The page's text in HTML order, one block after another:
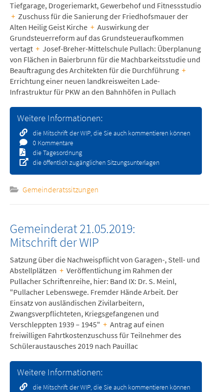
Tiefgarage, Drogeriemarkt, Gewerbehof und Fitnessstudio
+ Zuschuss für die Sanierung der Friedhofsmauer der
Alten Heilig Geist Kirche + Auswirkung der
Grundsteuerreform auf das Grundsteueraufkommen
vertagt + Josef-Breher-Mittelschule Pullach: Überplanung
von Flächen in Baierbrunn für die Machbarkeitsstudie und
Beauftragung des Architekten für die Durchführung +
Errichtung einer neuen landkreisweiten Lade-
Infrastruktur für PKW an den Bahnhöfen in Pullach
Weitere Informationen:
die Mitschrift der WIP, die Sie auch kommentieren können
0 Kommentare
die Tagesordnung
die öffentlich zugänglichen Sitzungsunterlagen
Gemeinderatssitzungen
Gemeinderat 21.05.2019:
Mitschrift der WIP
Satzung über die Nachweispflicht von Garagen-, Stell- und
Abstellplätzen + Veröffentlichung im Rahmen der
Pullacher Schriftenreihe, hier: Band IX: Dr. S. Meinl,
"Pullacher Lebenswege. Fremder Hände Arbeit. Der
Einsatz von ausländischen Zivilarbeitern,
Zwangsverpflichteten, Kriegsgefangenen und
Verschleppten 1939 – 1945" + Antrag auf einen
freiwilligen Fahrtkostenzuschuss für Teilnehmer des
Schüleraustausches 2019 nach Pauillac
Weitere Informationen:
die Mitschrift der WIP, die Sie auch kommentieren können